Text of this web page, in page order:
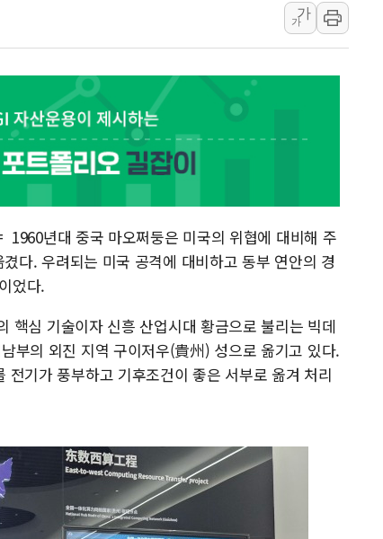
'주택 공급 vs 공원 보존'…
부대찌개·보쌈 프랜차이즈
깊이가 다른 글로벌 투자
원포유, 그린비파트너스
앤스로픽도 AI칩 직접 만
'친명 vs 친청' 경선 과열...
민주당 지지층·무당층 1순
가
가
년대 중국 마오쩌둥은 미국의 위협에 대비해 주
다. 우려되는 미국 공격에 대비하고 동부 연안의 경
었다.
핵심 기술이자 신흥 산업시대 황금으로 불리는 빅데
부의 외진 지역 구이저우(貴州) 성으로 옮기고 있다.
기가 풍부하고 기후조건이 좋은 서부로 옮겨 처리